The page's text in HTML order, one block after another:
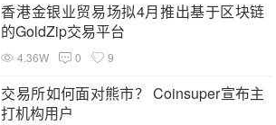
香港金银业贸易场拟4月推出基于区块链
的GoldZip交易平台
4.36W 0 9
交易所如何面对熊市？ Coinsuper宣布主
打机构用户